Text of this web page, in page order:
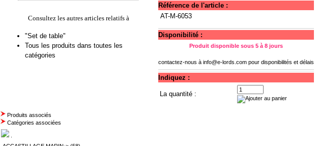
Consultez les autres articles relatifs à
"Set de table"
Tous les produits dans toutes les
catégories
Référence de l'article :
AT-M-6053
Disponibilité :
Produit disponible sous 5 à 8 jours
contactez-nous à info@e-lords.com pour disponibilités et délais
Indiquez :
La quantité :
Produits associés
Catégories associées